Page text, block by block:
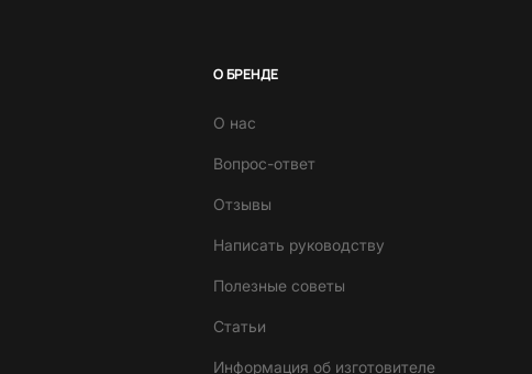
О БРЕНДЕ
О нас
Вопрос-ответ
Отзывы
Написать руководству
Полезные советы
Статьи
Информация об изготовителе